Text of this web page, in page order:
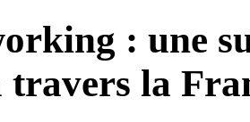
: une
travers la